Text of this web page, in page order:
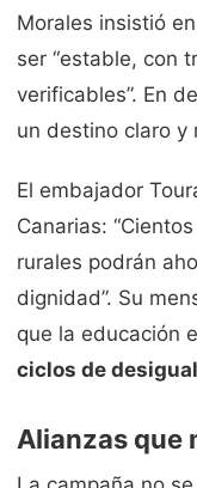
Morales insistió
ser “estable, con
verificables”. En
un destino claro y
El embajador
Canarias:
rurales podrán
dignidad”. Su
que la educación
ciclos de
Alianzas que